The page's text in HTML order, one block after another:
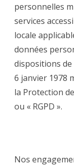
personnelles
services
locale
données
dispositions
6 janvier 1978
la Protection
ou « RGPD ».
Nos